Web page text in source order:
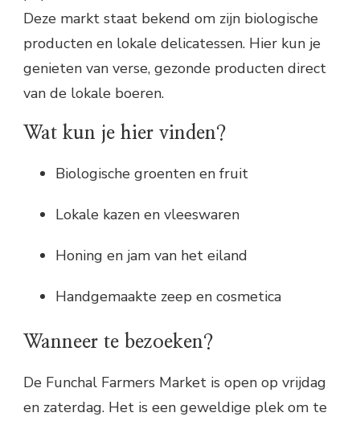
Deze markt staat bekend om zijn biologische
producten en lokale delicatessen. Hier kun je
genieten van verse, gezonde producten direct
van de lokale boeren.
Wat kun je hier vinden?
Biologische groenten en fruit
Lokale kazen en vleeswaren
Honing en jam van het eiland
Handgemaakte zeep en cosmetica
Wanneer te bezoeken?
De Funchal Farmers Market is open op vrijdag
en zaterdag. Het is een geweldige plek om te